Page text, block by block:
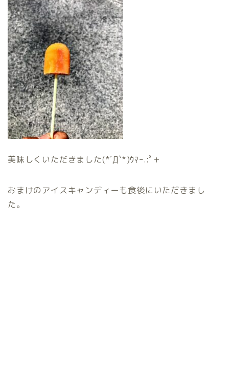
美味しくいただきました(*´Д`*)ｳﾏｰ.:ﾟ+
おまけのアイスキャンディーも食後にいただきまし
た。